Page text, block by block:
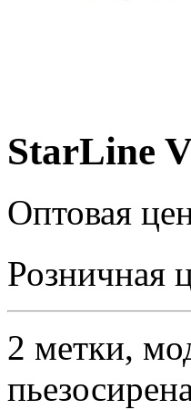
StarLine
Оптовая
Розничная
2 метки,